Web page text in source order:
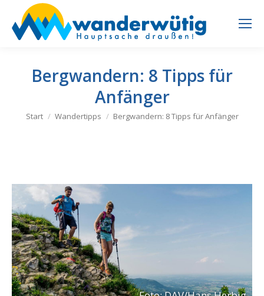
Bergwandern: 8 Tipps für
Anfänger
Sie befinden sich hier:
Start Wandertipps Bergwandern: 8 Tipps für Anfänger